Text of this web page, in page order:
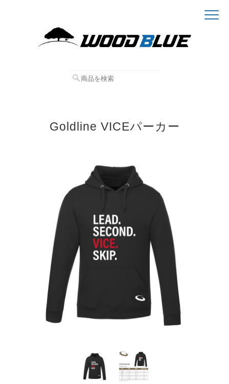
Goldline VICEパーカー